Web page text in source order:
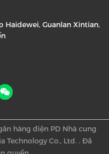
Haidewei, Guanlan Xintian,
hàng điện PD Nhà cung
Technology Co., Ltd. . Đã